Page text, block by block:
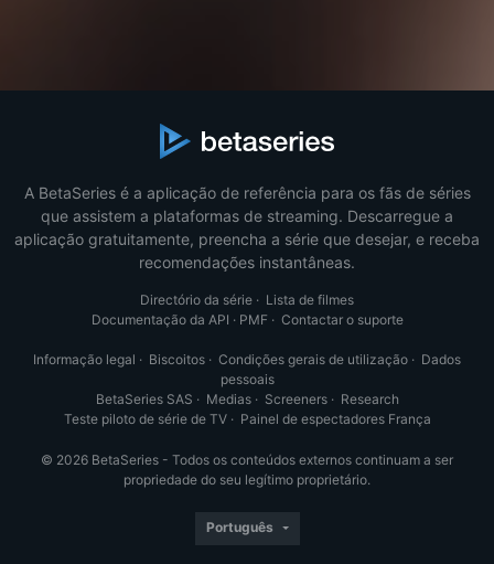
A BetaSeries é a aplicação de referência para os fãs de séries
que assistem a plataformas de streaming. Descarregue a
aplicação gratuitamente, preencha a série que desejar, e receba
recomendações instantâneas.
Directório da série · Lista de filmes
Documentação da API · PMF· Contactar o suporte
Informação legal · Biscoitos · Condições gerais de utilização · Dados
pessoais
BetaSeries SAS · Medias· Screeners· Research
Teste piloto de série de TV· Painel de espectadores França
© 2026 BetaSeries - Todos os conteúdos externos continuam a ser
propriedade do seu legítimo proprietário.
Português